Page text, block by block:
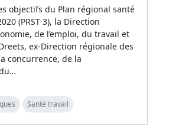
objectifs du Plan régional santé
(PRST 3), la Direction
de l’emploi, du travail et
ex-Direction régionale des
concurrence, de la
Santé travail